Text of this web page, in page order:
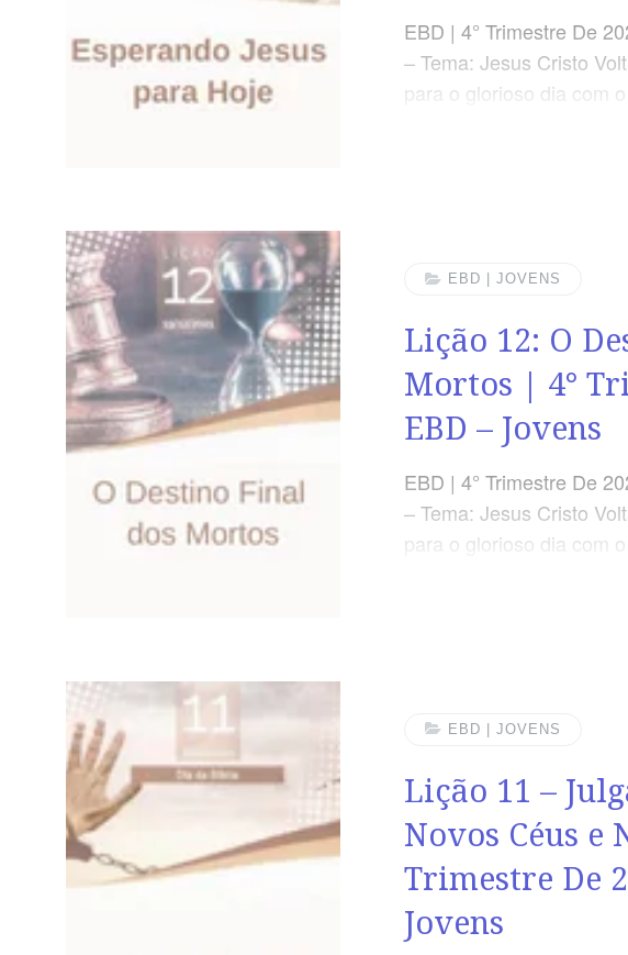
EBD | 4° Trimestre De
– Tema: Jesus Cristo
para o glorioso dia com
inesperada. Pode se
EBD | JOVENS
Lição 12: O
Mortos | 4°
EBD – Jovens
EBD | 4° Trimestre De
– Tema: Jesus Cristo
para o glorioso dia com
que todos se convertam
SEGUNDA – Lc 12.20 A
EBD | JOVENS
Lição 11 –
Novos Céus e
Trimestre De
Jovens